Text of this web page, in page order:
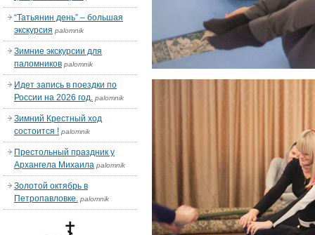
“Татьянин день” – большая
экскурсия palomnik
Зимние экскурсии для
паломников palomnik
Идет запись в поездки по
России на 2026 год. palomnik
Зимний Крестный ход
состоится ! palomnik
Престольный праздник у
Архангела Михаила palomnik
Золотой октябрь в
Петропавловке. palomnik